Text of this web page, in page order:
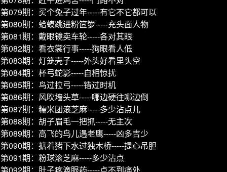
第079期：买个兔子过年-----有它不它都可以
第080期：蛤蟆跳进粉笸箩-----充头面人物
第081期：戴眼镜卖车轮-----各对其眼
第082期：看衣裳行事-----狗眼看人低
第083期：灯笼壳子-----外头好看里头空
第084期：杯弓蛇影-----自相惊扰
第085期：鸟过拉弓-----错过时机
第086期：风吹墙头草-----哪边硬往哪边倒
第087期：糯米团滚芝麻-----多少沾点儿
第088期：胡子眉毛一把抓-----无主次
第089期：高飞的鸟儿遇老鹰-----凶多吉少
第090期：掂着猪下水过独木桥-----提心吊胆
第091期：粉球滚芝麻-----多少沾点